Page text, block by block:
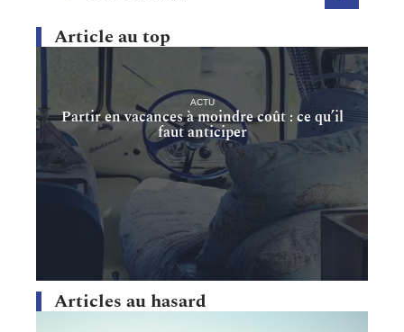
Article au top
ACTU
Partir en vacances à moindre coût : ce qu’il
faut anticiper
Articles au hasard